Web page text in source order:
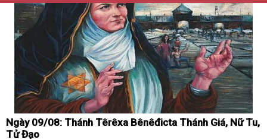
Ngày 09/08: Thánh Têrêxa Bênêđicta Thánh Giá, Nữ Tu,
Tử Đạo